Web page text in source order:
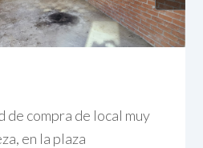
compra de local muy
en la plaza